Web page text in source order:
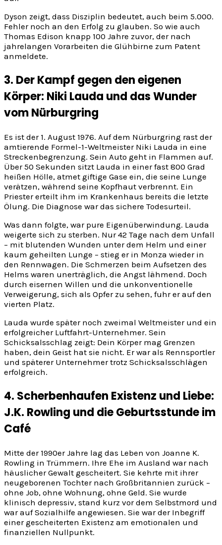
Dyson zeigt, dass Disziplin bedeutet, auch beim 5.000.
Fehler noch an den Erfolg zu glauben. So wie auch
Thomas Edison knapp 100 Jahre zuvor, der nach
jahrelangen Vorarbeiten die Glühbirne zum Patent
anmeldete.
3. Der Kampf gegen den eigenen
Körper: Niki Lauda und das Wunder
vom Nürburgring
Es ist der 1. August 1976. Auf dem Nürburgring rast der
amtierende Formel-1-Weltmeister Niki Lauda in eine
Streckenbegrenzung. Sein Auto geht in Flammen auf.
Über 50 Sekunden sitzt Lauda in einer fast 800 Grad
heißen Hölle, atmet giftige Gase ein, die seine Lunge
verätzen, während seine Kopfhaut verbrennt. Ein
Priester erteilt ihm im Krankenhaus bereits die letzte
Ölung. Die Diagnose war das sichere Todesurteil.
Was dann folgte, war pure Eigenüberwindung. Lauda
weigerte sich zu sterben. Nur 42 Tage nach dem Unfall
– mit blutenden Wunden unter dem Helm und einer
kaum geheilten Lunge – stieg er in Monza wieder in
den Rennwagen. Die Schmerzen beim Aufsetzen des
Helms waren unerträglich, die Angst lähmend. Doch
durch eisernen Willen und die unkonventionelle
Verweigerung, sich als Opfer zu sehen, fuhr er auf den
vierten Platz.
Lauda wurde später noch zweimal Weltmeister und ein
erfolgreicher Luftfahrt-Unternehmer. Sein
Schicksalsschlag zeigt: Dein Körper mag Grenzen
haben, dein Geist hat sie nicht. Er war als Rennsportler
und späterer Unternehmer trotz Schicksalsschlägen
erfolgreich.
4. Scherbenhaufen Existenz und Liebe:
J.K. Rowling und die Geburtsstunde im
Café
Mitte der 1990er Jahre lag das Leben von Joanne K.
Rowling in Trümmern. Ihre Ehe im Ausland war nach
häuslicher Gewalt gescheitert. Sie kehrte mit ihrer
neugeborenen Tochter nach Großbritannien zurück –
ohne Job, ohne Wohnung, ohne Geld. Sie wurde
klinisch depressiv, stand kurz vor dem Selbstmord und
war auf Sozialhilfe angewiesen. Sie war der Inbegriff
einer gescheiterten Existenz am emotionalen und
finanziellen Nullpunkt.